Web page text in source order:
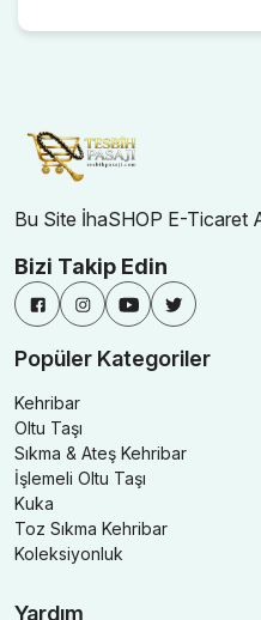
Bu Site İhaSHOP E-Ticaret
Bizi Takip Edin
Popüler Kategoriler
Kehribar
Oltu Taşı
Sıkma & Ateş Kehribar
İşlemeli Oltu Taşı
Kuka
Toz Sıkma Kehribar
Koleksiyonluk
Yardım